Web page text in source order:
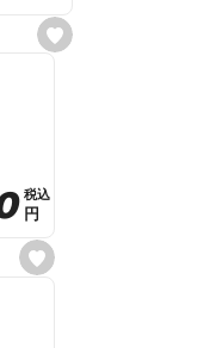
s
e
s
e
税込
税込
円
円